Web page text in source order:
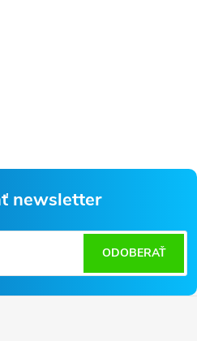
newsletter
ODOBERAŤ